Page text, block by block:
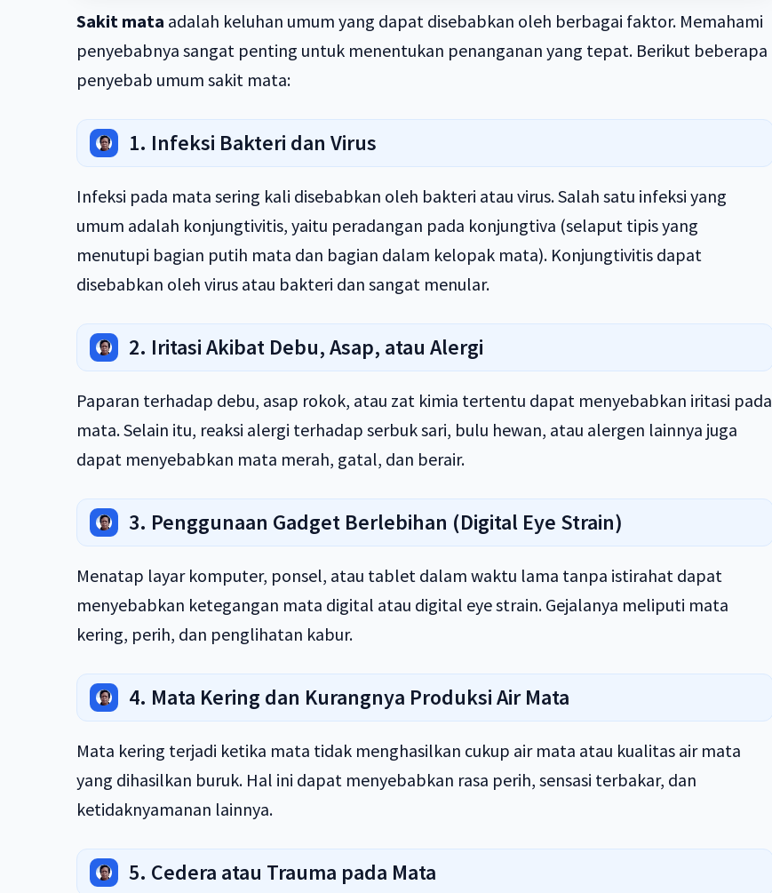
Sakit mata adalah keluhan umum yang dapat disebabkan oleh berbagai faktor. Memahami
penyebabnya sangat penting untuk menentukan penanganan yang tepat. Berikut beberapa
penyebab umum sakit mata:
1. Infeksi Bakteri dan Virus
Infeksi pada mata sering kali disebabkan oleh bakteri atau virus. Salah satu infeksi yang
umum adalah konjungtivitis, yaitu peradangan pada konjungtiva (selaput tipis yang
menutupi bagian putih mata dan bagian dalam kelopak mata). Konjungtivitis dapat
disebabkan oleh virus atau bakteri dan sangat menular.
2. Iritasi Akibat Debu, Asap, atau Alergi
Paparan terhadap debu, asap rokok, atau zat kimia tertentu dapat menyebabkan iritasi pada
mata. Selain itu, reaksi alergi terhadap serbuk sari, bulu hewan, atau alergen lainnya juga
dapat menyebabkan mata merah, gatal, dan berair.
3. Penggunaan Gadget Berlebihan (Digital Eye Strain)
Menatap layar komputer, ponsel, atau tablet dalam waktu lama tanpa istirahat dapat
menyebabkan ketegangan mata digital atau digital eye strain. Gejalanya meliputi mata
kering, perih, dan penglihatan kabur.
4. Mata Kering dan Kurangnya Produksi Air Mata
Mata kering terjadi ketika mata tidak menghasilkan cukup air mata atau kualitas air mata
yang dihasilkan buruk. Hal ini dapat menyebabkan rasa perih, sensasi terbakar, dan
ketidaknyamanan lainnya.
5. Cedera atau Trauma pada Mata